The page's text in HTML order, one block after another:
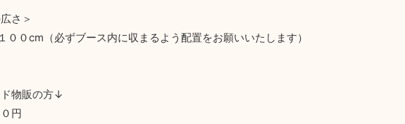
さ＞
００cm（必ずブース内に収まるよう配置をお願いいたします）
物販の方↓
円